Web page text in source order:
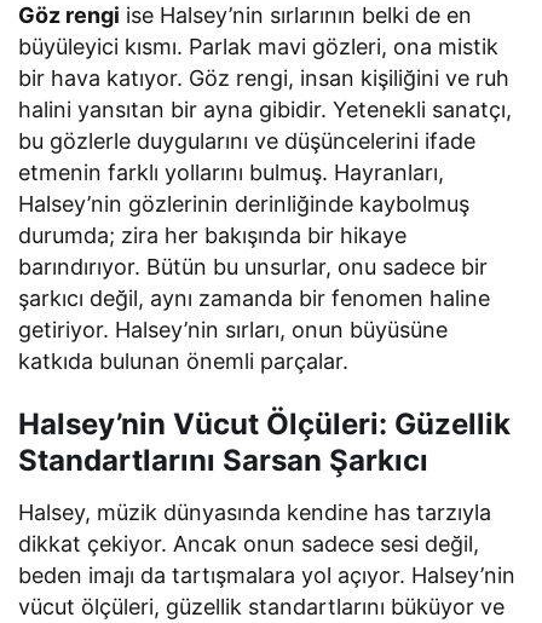
Göz rengi ise Halsey’nin sırlarının belki de en
büyüleyici kısmı. Parlak mavi gözleri, ona mistik
bir hava katıyor. Göz rengi, insan kişiliğini ve ruh
halini yansıtan bir ayna gibidir. Yetenekli sanatçı,
bu gözlerle duygularını ve düşüncelerini ifade
etmenin farklı yollarını bulmuş. Hayranları,
Halsey’nin gözlerinin derinliğinde kaybolmuş
durumda; zira her bakışında bir hikaye
barındırıyor. Bütün bu unsurlar, onu sadece bir
şarkıcı değil, aynı zamanda bir fenomen haline
getiriyor. Halsey’nin sırları, onun büyüsüne
katkıda bulunan önemli parçalar.
Halsey’nin Vücut Ölçüleri: Güzellik
Standartlarını Sarsan Şarkıcı
Halsey, müzik dünyasında kendine has tarzıyla
dikkat çekiyor. Ancak onun sadece sesi değil,
beden imajı da tartışmalara yol açıyor. Halsey’nin
vücut ölçüleri, güzellik standartlarını büküyor ve